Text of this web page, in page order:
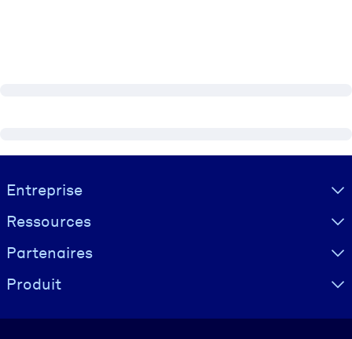
Visually hidden Text
Entreprise
Ressources
Partenaires
Produit